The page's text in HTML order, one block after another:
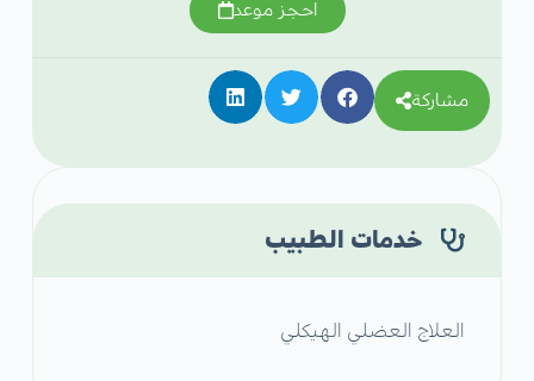
احجز موعد
مشاركة
خدمات الطبيب
العلاج العضلي الهيكلي